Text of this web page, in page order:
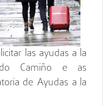
las ayudas a la
Camiño e as
de Ayudas a la